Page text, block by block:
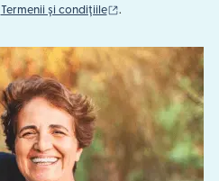
Termenii și condițiile (se deschide într-
.